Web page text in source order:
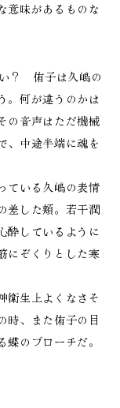
意味があるものな
？　侑子は久嶋の
何が違うのかは
の音声はただ機械
、中途半端に魂を
ている久嶋の表情
差した頬。若干潤
酔しているように
にぞくりとした寒
衛生上よくなさそ
時、また侑子の目
のブローチだ。